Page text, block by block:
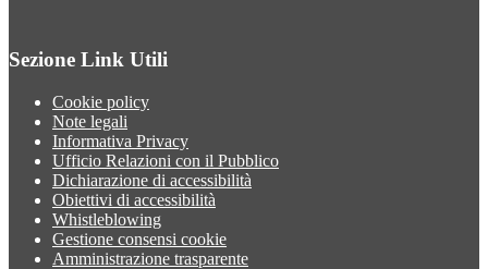
Sezione Link Utili
Cookie policy
Note legali
Informativa Privacy
Ufficio Relazioni con il Pubblico
Dichiarazione di accessibilità
Obiettivi di accessibilità
Whistleblowing
Gestione consensi cookie
Amministrazione trasparente